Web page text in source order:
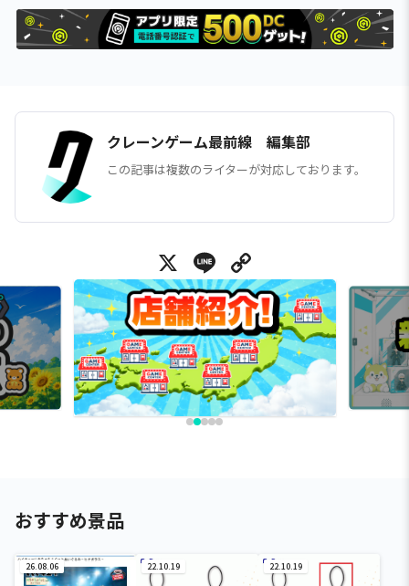
クレーンゲーム最前線 編集部
この記事は複数のライターが対応しております。
X Line
おすすめ景品
26.08.06 22.10.19 22.10.19